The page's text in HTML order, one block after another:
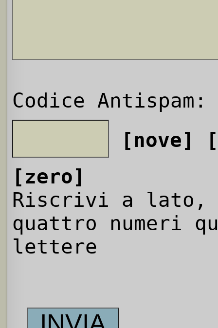
Codice Antispam:
[nove]
[zero]
Riscrivi a
quattro numeri
lettere